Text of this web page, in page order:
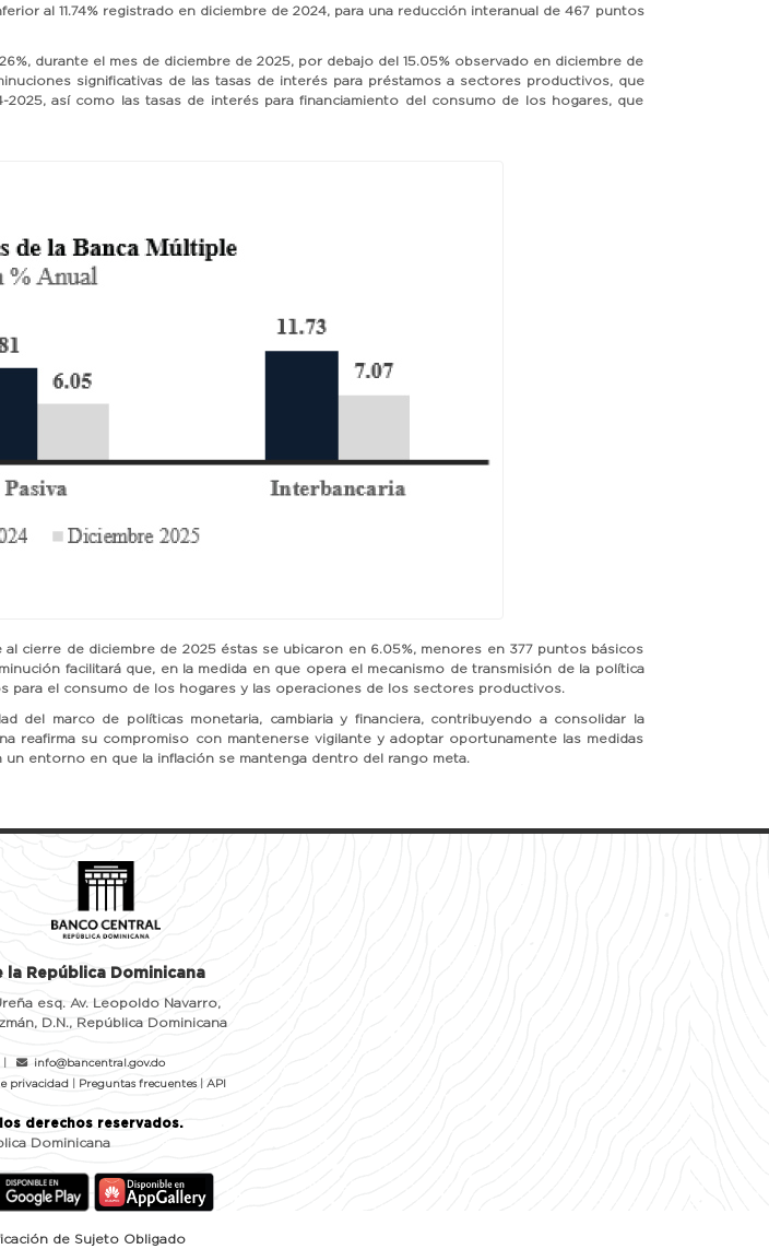
al 11.74% registrado en diciembre de 2024, para una reducción interanual de 467 puntos
durante el mes de diciembre de 2025, por debajo del 15.05% observado en diciembre de
significativas de las tasas de interés para préstamos a sectores productivos, que
así como las tasas de interés para financiamiento del consumo de los hogares, que
cierre de diciembre de 2025 éstas se ubicaron en 6.05%, menores en 377 puntos básicos
facilitará que, en la medida en que opera el mecanismo de transmisión de la política
para el consumo de los hogares y las operaciones de los sectores productivos.
del marco de políticas monetaria, cambiaria y financiera, contribuyendo a consolidar la
reafirma su compromiso con mantenerse vigilante y adoptar oportunamente las medidas
entorno en que la inflación se mantenga dentro del rango meta.
la República Dominicana
esq. Av. Leopoldo Navarro,
D.N., República Dominicana
info@bancentral.gov.do
privacidad Preguntas frecuentes| API
derechos reservados.
Dominicana